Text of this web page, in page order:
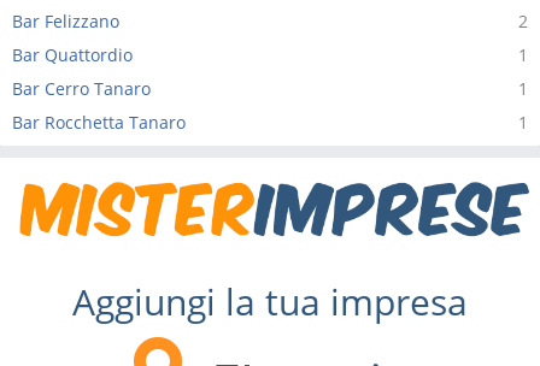
2
Bar Felizzano
1
Bar Quattordio
1
Bar Cerro Tanaro
1
Bar Rocchetta Tanaro
Aggiungi la tua impresa